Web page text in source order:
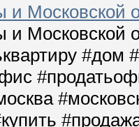
и Московской
Московской
#дом